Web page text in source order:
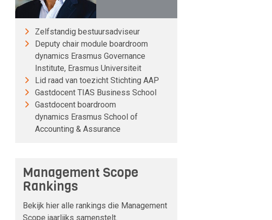
Zelfstandig bestuursadviseur
Deputy chair module boardroom
dynamics Erasmus Governance
Institute, Erasmus Universiteit
Lid raad van toezicht Stichting AAP
Gastdocent TIAS Business School
Gastdocent boardroom
dynamics Erasmus School of
Accounting & Assurance
Management Scope
Rankings
Bekijk hier alle rankings die Management
Scope jaarlijks samenstelt.